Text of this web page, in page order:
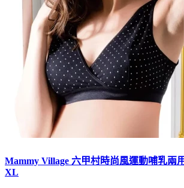
Mammy Village 六甲村時尚風運動哺乳兩
XL